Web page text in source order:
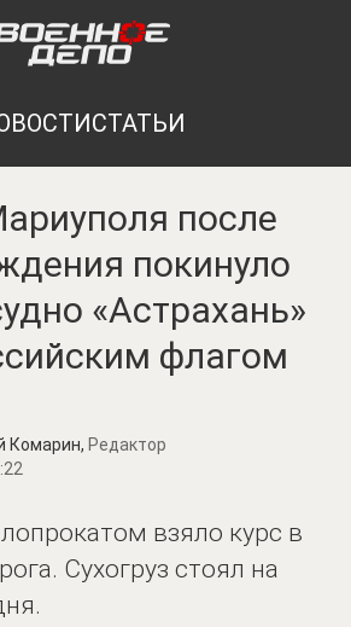
СТАТЬИ
после
покинуло
«Астрахань»
флагом
Комарин, Редактор
взяло курс в
Сухогруз стоял на